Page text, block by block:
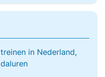
in Nederland,